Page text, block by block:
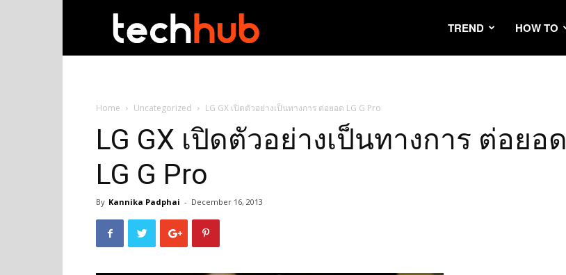
TREND HOW TO
Home Uncategorized LG GX เปิดตัวอย่างเป็นทางการ ต่อยอด LG G Pro
LG GX เปิดตัวอย่างเป็นทางการ ต่อยอด
LG G Pro
By Kannika Padphai - December 16, 2013